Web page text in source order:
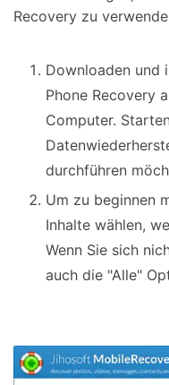
Recovery zu
Downloaden und
Phone Recovery
Computer.
durchführen
Um zu beginnen
Inhalte wählen,
Wenn Sie sich
auch die "Alle"